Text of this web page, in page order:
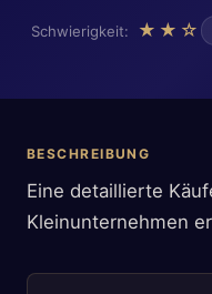
Schwierigkeit: ★★☆
BESCHREIBUNG
Eine detaillierte
Kleinunternehmen